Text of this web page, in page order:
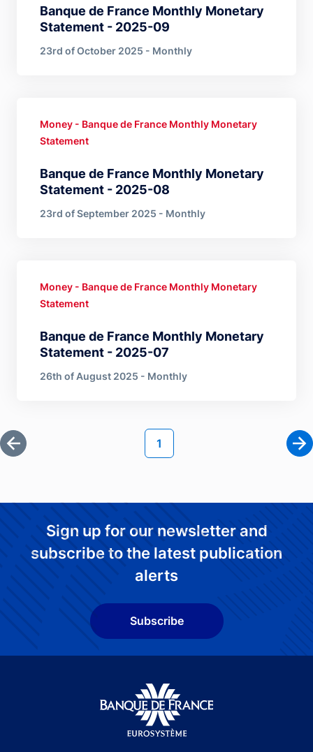
Banque de France Monthly Monetary
Statement - 2025-09
23rd of October 2025 - Monthly
Banque de France Monthly Monetary
Statement - 2025-08
Money - Banque de France Monthly Monetary
Statement
23rd of September 2025 - Monthly
Banque de France Monthly Monetary
Statement - 2025-07
Money - Banque de France Monthly Monetary
Statement
26th of August 2025 - Monthly
First page
Current page
1
Sign up for our newsletter and
subscribe to the latest publication
alerts
Subscribe